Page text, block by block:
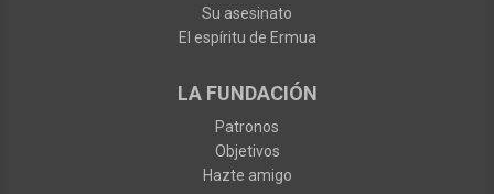
Su asesinato
El espíritu de Ermua
LA FUNDACIÓN
Patronos
Objetivos
Hazte amigo